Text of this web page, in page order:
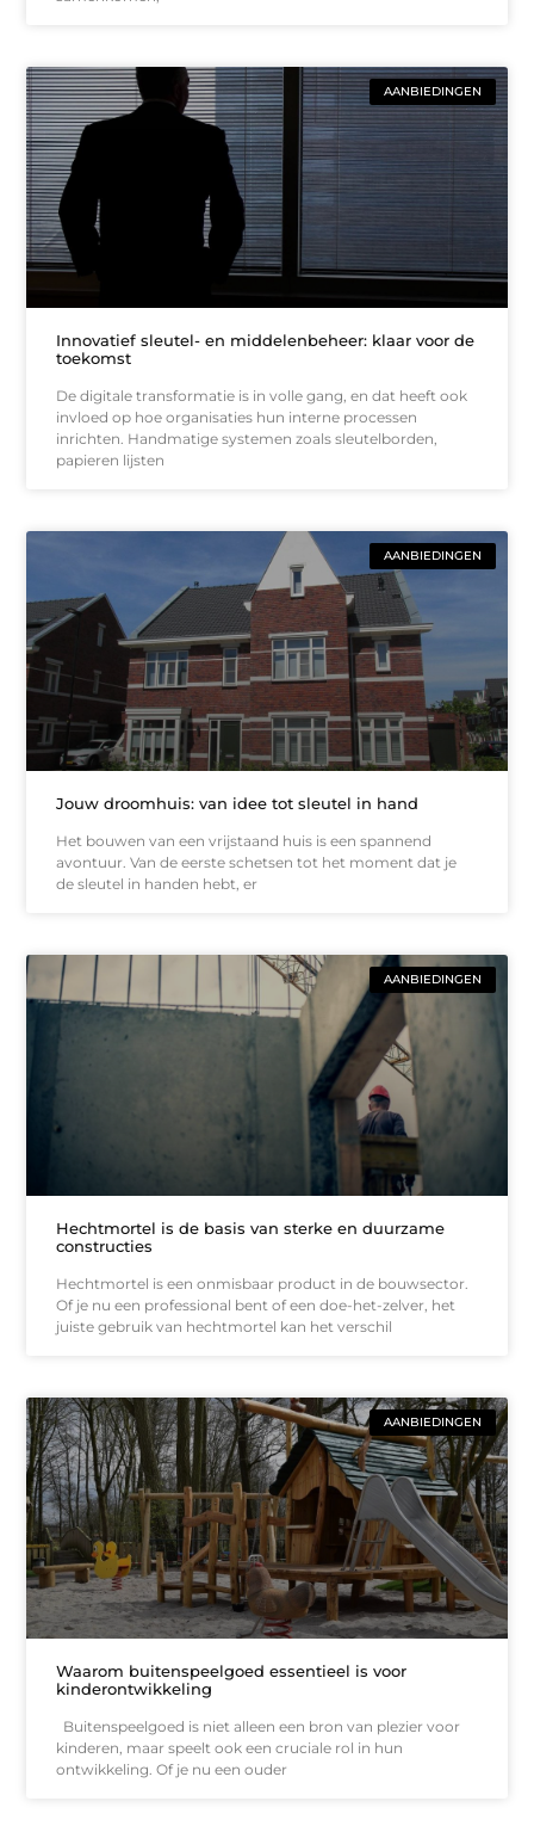
AANBIEDINGEN
Innovatief sleutel- en middelenbeheer: klaar voor de
toekomst
De digitale transformatie is in volle gang, en dat heeft ook
invloed op hoe organisaties hun interne processen
inrichten. Handmatige systemen zoals sleutelborden,
papieren lijsten
AANBIEDINGEN
Jouw droomhuis: van idee tot sleutel in hand
Het bouwen van een vrijstaand huis is een spannend
avontuur. Van de eerste schetsen tot het moment dat je
de sleutel in handen hebt, er
AANBIEDINGEN
Hechtmortel is de basis van sterke en duurzame
constructies
Hechtmortel is een onmisbaar product in de bouwsector.
Of je nu een professional bent of een doe-het-zelver, het
juiste gebruik van hechtmortel kan het verschil
AANBIEDINGEN
Waarom buitenspeelgoed essentieel is voor
kinderontwikkeling
Buitenspeelgoed is niet alleen een bron van plezier voor
kinderen, maar speelt ook een cruciale rol in hun
ontwikkeling. Of je nu een ouder